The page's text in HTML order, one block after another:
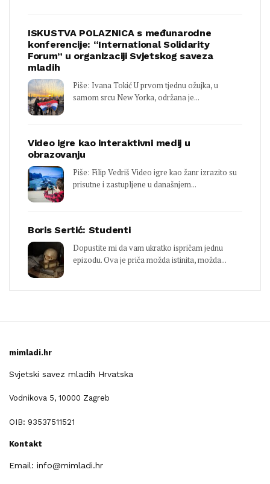
ISKUSTVA POLAZNICA s međunarodne
konferencije: “International Solidarity
Forum” u organizaciji Svjetskog saveza
mladih
Piše: Ivana Tokić U prvom tjednu ožujka, u
samom srcu New Yorka, održana je...
Video igre kao interaktivni medij u
obrazovanju
Piše: Filip Vedriš Video igre kao žanr izrazito su
prisutne i zastupljene u današnjem...
Boris Sertić: Studenti
Dopustite mi da vam ukratko ispričam jednu
epizodu. Ova je priča možda istinita, možda...
mimladi.hr
Svjetski savez mladih Hrvatska
Vodnikova 5, 10000 Zagreb
OIB: 93537511521
Kontakt
Email: info@mimladi.hr